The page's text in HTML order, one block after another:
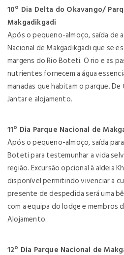
10º Dia Delta do Okavango/
Makgadikgadi
Após o pequeno-almoço, saída de
Nacional de Makgadikgadi que se
margens do Rio Boteti. O rio e as
nutrientes fornecem a água
manadas que habitam o parque. De
Jantar e alojamento.
11º Dia Parque Nacional de
Após o pequeno-almoço, saída
Boteti para testemunhar a vida
região. Excursão opcional à aldeia
disponível permitindo vivenciar a
presente de despedida será uma
com a equipa do lodge e membros
Alojamento.
12º Dia Parque Nacional de